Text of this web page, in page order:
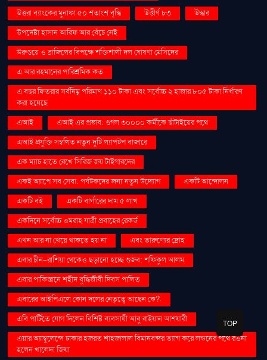
উত্তরা ব্যাংকের মুনাফা ৫০ শতাংশ বৃদ্ধি
উত্তীর্ণ ৮৩
উদ্ধার
উপদেষ্টা হাসান আরিফ আর বেঁচে নেই
উরুগুয়ে ও ব্রাজিলের বিপক্ষে শক্তিশালী দল ঘোষণা মেসিদের
এ আর রহমানের পারিশ্রমিক কত
এ বছর ফিতরার সর্বনিম্ন পরিমাণ ১১০ টাকা এবং সর্বোচ্চ ২ হাজার ৮০৫ টাকা নির্ধারণ
করা হয়েছে
এআই
এআই এর প্রভাব: গুগল ৩০০০০ কর্মীকে ছাঁটাইয়ের পথে
এআই প্রযুক্তি সম্বলিত নতুন দুটি ল্যাপটপ বাজারে
এক ম্যাচ হাতে রেখে সিরিজ জয় টাইগারদের
একই অ্যাপে সব সেবা: পর্যটকদের জন্য নতুন উদ্যোগ
একটি আন্দোলন
একটি বই
একটি বার্গারের দাম ৫ লাখ
একদিনে সর্বোচ্চ ওমরাহ যাত্রী প্রবাহের রেকর্ড
এখন আর না খেয়ে থাকতে হয় না
এবং তারুণ্যের দ্রোহ
এবার চীন-রাশিয়া থেকেও ছড়ানো হচ্ছে গুজব: শফিকুল আলম
এবার পাকিস্তানে শহীদ বুদ্ধিজীবী দিবস পালিত
এবারের আইপিএলে কোন দলের নেতৃত্বে আছেন কে?.
এবি পার্টিতে যোগ দিলেন বিশিষ্ট ব্যবসায়ী আবু রাইয়ান আশয়ারী
এয়ার অ্যাম্বুলেন্সে ঢাকার হজরত শাহজালাল বিমানবন্দর ত্যাগ করে লন্ডনের পথে রওনা
হলেন খালেদা জিয়া
TOP